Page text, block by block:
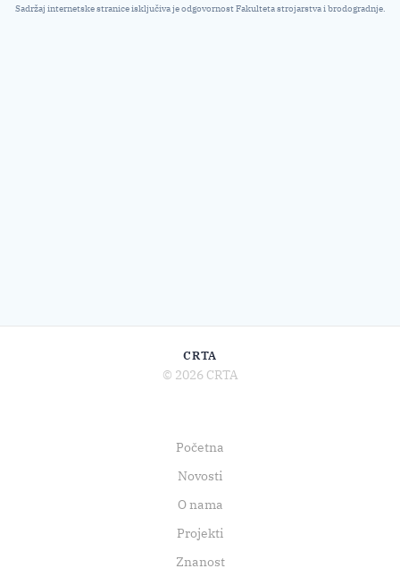
Sadržaj internetske stranice isključiva je odgovornost Fakulteta strojarstva i brodogradnje.
CRTA
© 2026 CRTA
Početna
Novosti
O nama
Projekti
Znanost